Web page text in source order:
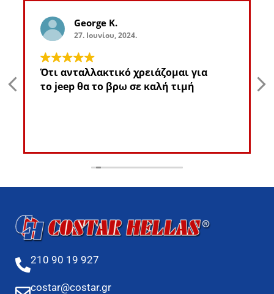
George K.
27. Ιουνίου, 2024.
Ότι ανταλλακτικό χρειάζομαι για
το jeep θα το βρω σε καλή τιμή
210 90 19 927
costar@costar.gr